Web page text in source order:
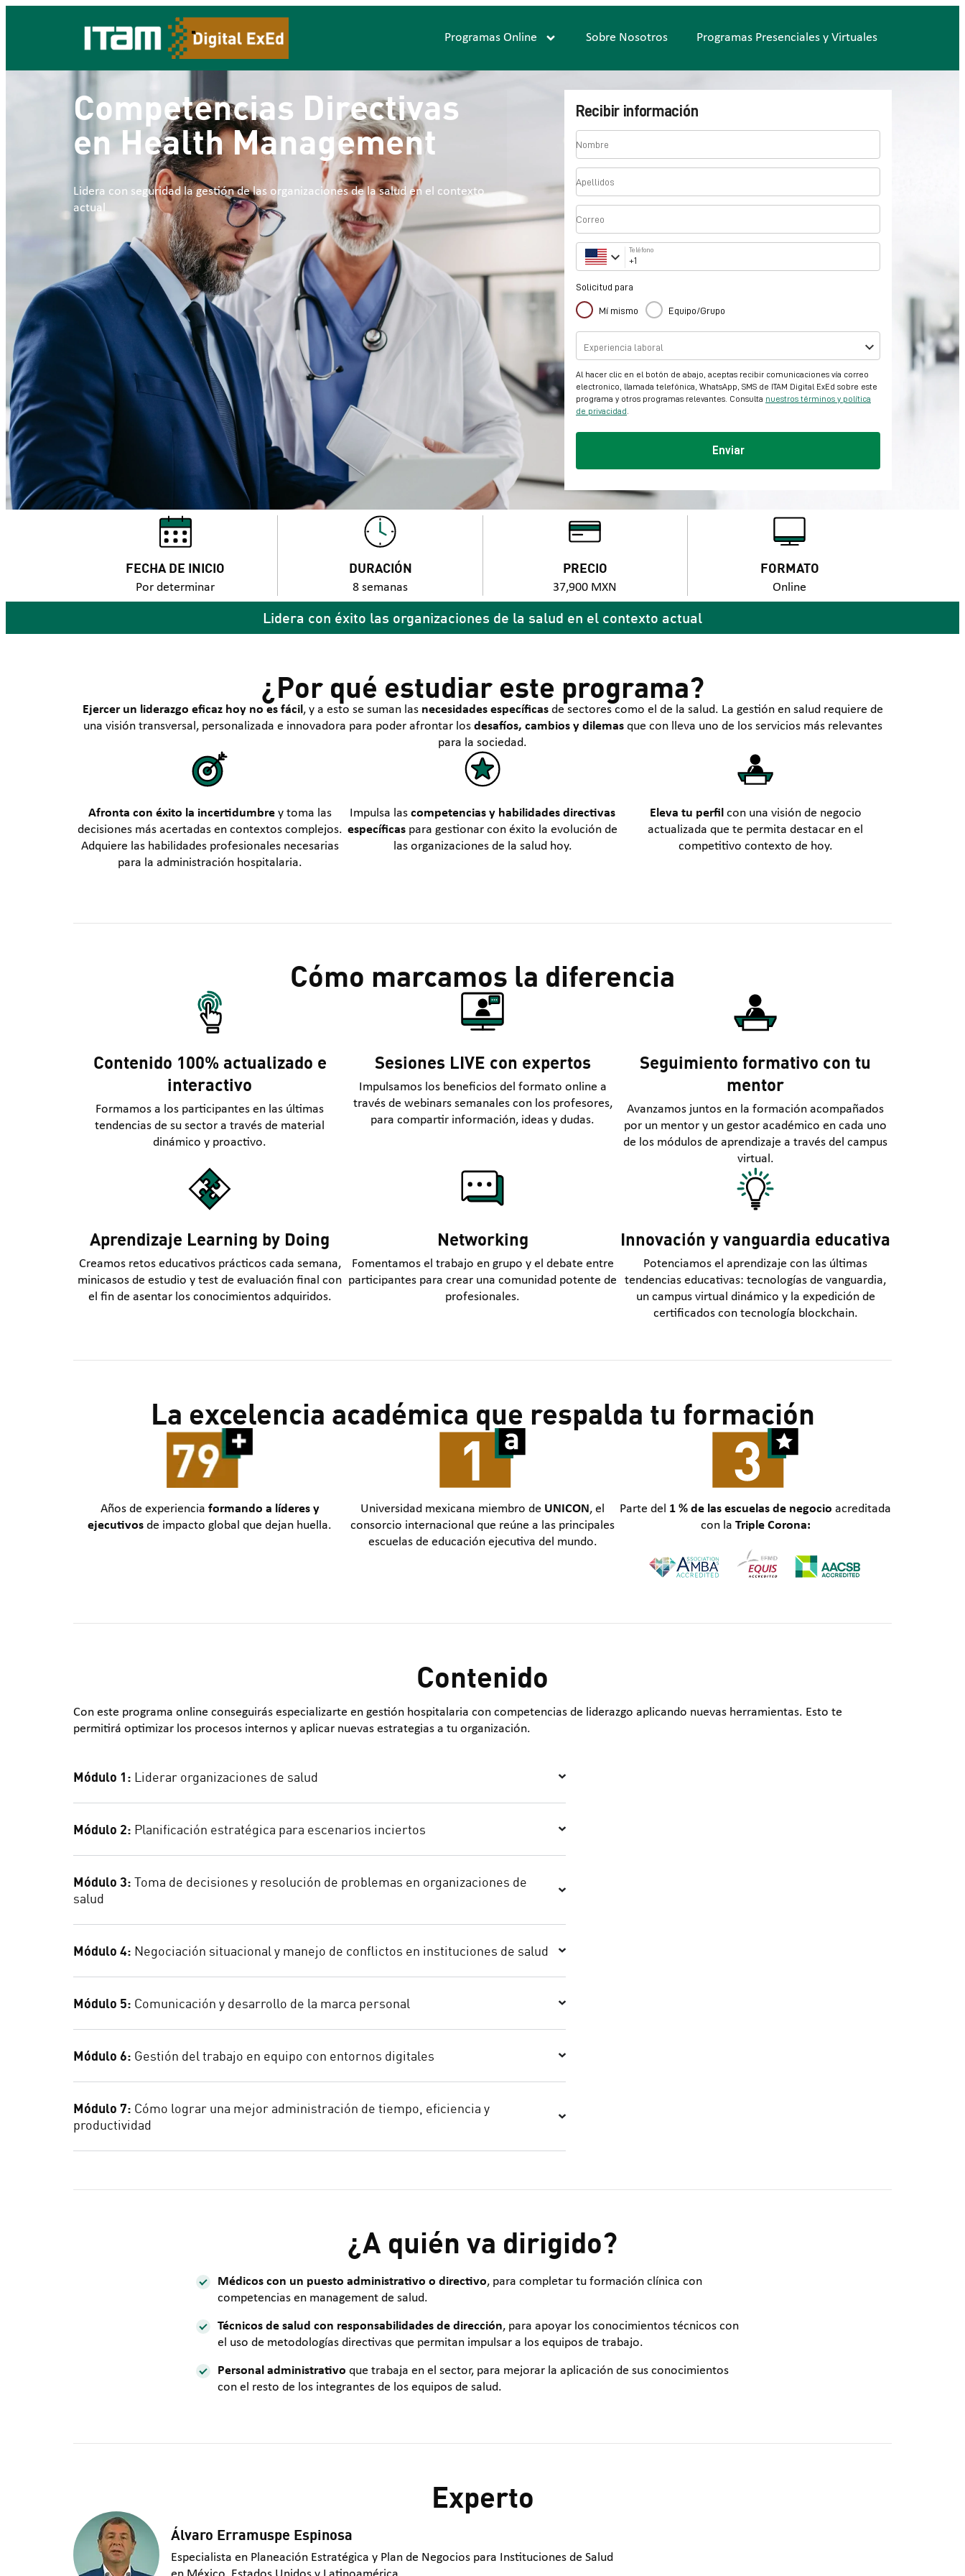
Programas Online Sobre Nosotros Programas Presenciales y Virtuales
Competencias Directivas
en Health Management
Lidera con seguridad la gestión de las organizaciones de la salud en el contexto
actual
FECHA DE INICIO
Por determinar
DURACIÓN
8 semanas
PRECIO
37,900 MXN
FORMATO
Online
Lidera con éxito las organizaciones de la salud en el contexto actual
¿Por qué estudiar este programa?
Ejercer un liderazgo eficaz hoy no es fácil, y a esto se suman las necesidades específicasde sectores como el de la salud. La gestión en salud requiere de
una visión transversal, personalizada e innovadora para poder afrontar los desafíos, cambios y dilemasque con lleva uno de los servicios más relevantes
para la sociedad.
Afronta con éxito la incertidumbrey toma las
decisiones más acertadas en contextos complejos.
Adquiere las habilidades profesionales necesarias
para la administración hospitalaria.
Impulsa las competencias y habilidades directivas
específicas para gestionar con éxito la evolución de
las organizaciones de la salud hoy.
Eleva tu perfilcon una visión de negocio
actualizada que te permita destacar en el
competitivo contexto de hoy.
Cómo marcamos la diferencia
Contenido 100% actualizado e
interactivo
Formamos a los participantes en las últimas
tendencias de su sector a través de material
dinámico y proactivo.
Sesiones LIVE con expertos
Impulsamos los beneficios del formato online a
través de webinars semanales con los profesores,
para compartir información, ideas y dudas.
Seguimiento formativo con tu
mentor
Avanzamos juntos en la formación acompañados
por un mentor y un gestor académico en cada uno
de los módulos de aprendizaje a través del campus
virtual.
Aprendizaje Learning by Doing
Creamos retos educativos prácticos cada semana,
minicasos de estudio y test de evaluación final con
el fin de asentar los conocimientos adquiridos.
Networking
Fomentamos el trabajo en grupo y el debate entre
participantes para crear una comunidad potente de
profesionales.
Innovación y vanguardia educativa
Potenciamos el aprendizaje con las últimas
tendencias educativas: tecnologías de vanguardia,
un campus virtual dinámico y la expedición de
certificados con tecnología blockchain.
La excelencia académica que respalda tu formación
Años de experiencia formando a líderes y
ejecutivos de impacto global que dejan huella.
Universidad mexicana miembro de UNICON, el
consorcio internacional que reúne a las principales
escuelas de educación ejecutiva del mundo.
Parte del 1 % de las escuelas de negocio acreditada
con la Triple Corona:
Contenido
Con este programa online conseguirás especializarte en gestión hospitalaria con competencias de liderazgo aplicando nuevas herramientas. Esto te
permitirá optimizar los procesos internos y aplicar nuevas estrategias a tu organización.
Módulo 1: Liderar organizaciones de salud
Módulo 2: Planificación estratégica para escenarios inciertos
Módulo 3: Toma de decisiones y resolución de problemas en organizaciones de
salud
Módulo 4: Negociación situacional y manejo de conflictos en instituciones de salud
Módulo 5: Comunicación y desarrollo de la marca personal
Módulo 6: Gestión del trabajo en equipo con entornos digitales
Módulo 7: Cómo lograr una mejor administración de tiempo, eficiencia y
productividad
¿A quién va dirigido?
Médicos con un puesto administrativo o directivo, para completar tu formación clínica con
competencias en management de salud.
Técnicos de salud con responsabilidades de dirección, para apoyar los conocimientos técnicos con
el uso de metodologías directivas que permitan impulsar a los equipos de trabajo.
Personal administrativo que trabaja en el sector, para mejorar la aplicación de sus conocimientos
con el resto de los integrantes de los equipos de salud.
Experto
Álvaro Erramuspe Espinosa
Especialista en Planeación Estratégica y Plan de Negocios para Instituciones de Salud